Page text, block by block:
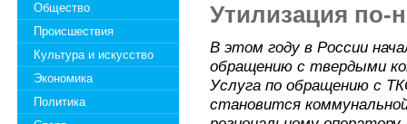
Общество
Происшествия
Культура и искусство
Экономика
Политика
Утилизация по-
В этом году в России
обращению с твердыми
Услуга по обращению с
становится